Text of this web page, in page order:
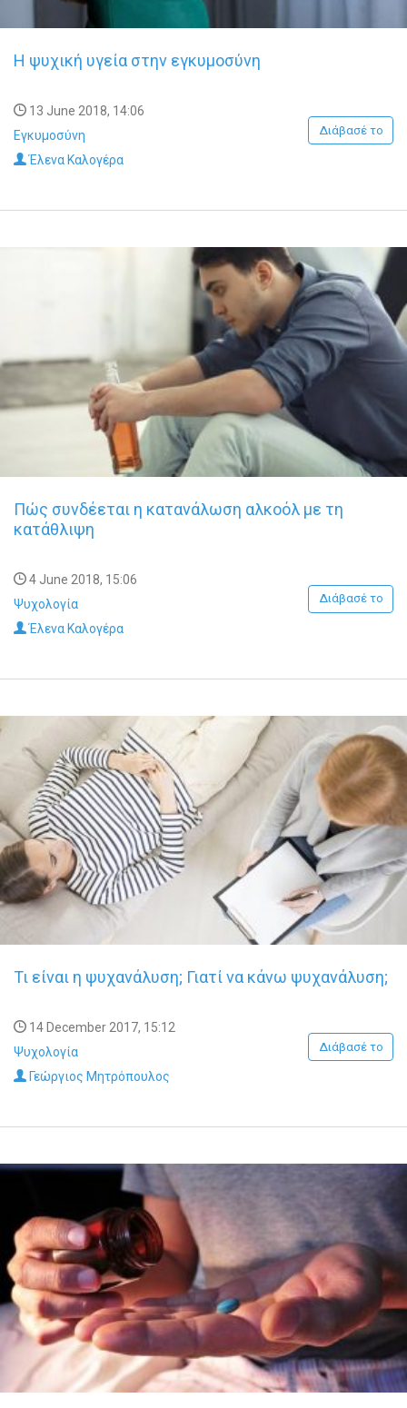
Η ψυχική υγεία στην εγκυμοσύνη
13 June 2018, 14:06
Εγκυμοσύνη
Έλενα Καλογέρα
Διάβασέ το
Πώς συνδέεται η κατανάλωση αλκοόλ με τη
κατάθλιψη
4 June 2018, 15:06
Ψυχολογία
Έλενα Καλογέρα
Διάβασέ το
Τι είναι η ψυχανάλυση; Γιατί να κάνω ψυχανάλυση;
14 December 2017, 15:12
Ψυχολογία
Γεώργιος Μητρόπουλος
Διάβασέ το